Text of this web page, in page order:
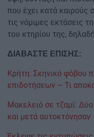
που έχει κατά καιρούς
τις νόμιμες εκτάσεις
του κτηρίου της,
ΔΙΑΒΑΣΤΕ ΕΠΙΣΗΣ:
Κρήτη: Σκηνικό φόβου
επιδοτήσεων – Τι
Μακελειό σε τζαμί:
και μετά αυτοκτόνησαν